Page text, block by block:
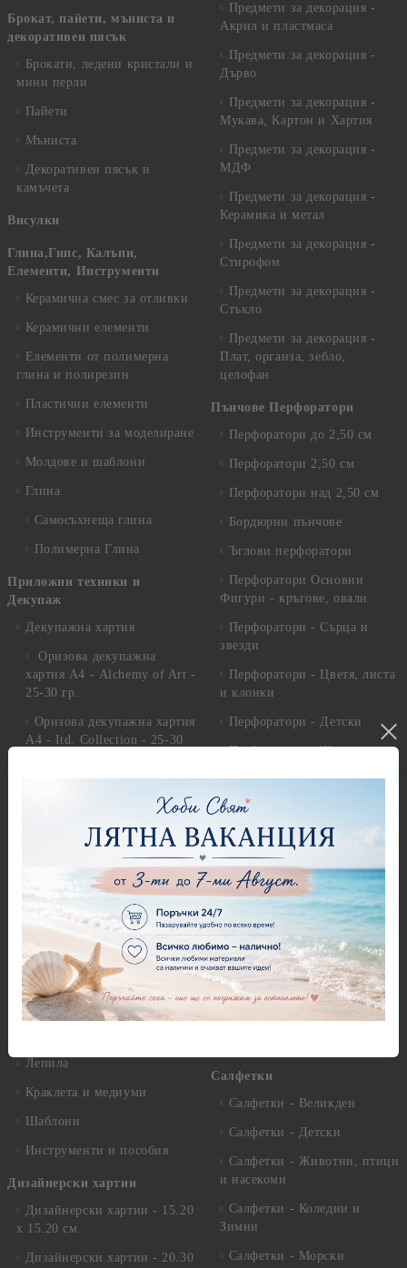
Брокат, пайети, мъниста и
декоративен пясък
Брокати, ледени кристали и
мини перли
Пайети
Мъниста
Декоративен пясък и
камъчета
Висулки
Глина,Гипс, Калъпи,
Елементи, Инструменти
Керамична смес за отливки
Керамични елементи
Елементи от полимерна
глина и полирезин
Пластични елементи
Инструменти за моделиране
Молдове и шаблони
Глина
Самосъхнеща глина
Полимерна Глина
Приложни техники и
Декупаж
Декупажна хартия
Оризова декупажна
хартия А4 - Alchemy of Art -
25-30 гр.
Оризова декупажна хартия
А4 - Itd. Collection - 25-30
хартия Stamperia - 21 х
Антични пасти
Вакс пасти
Грунд, Основи, Релефни
пасти
Варак, Шлак метал, Фолио,
Пантна
Лепила
Краклета и медиуми
Шаблони
Инструменти и пособия
Дизайнерски хартии
Дизайнерски хартии - 15.20
х 15.20 см.
Дизайнерски хартии - 20.30
Предмети за декорация -
Акрил и пластмаса
Предмети за декорация -
Дърво
Предмети за декорация -
Мукава, Картон и Хартия
Предмети за декорация -
МДФ
Предмети за декорация -
Керамика и метал
Предмети за декорация -
Стирофом
Предмети за декорация -
Стъкло
Предмети за декорация -
Плат, органза, зебло,
целофан
Пънчове Перфоратори
Перфоратори до 2,50 см
Перфоратори 2,50 см
Перфоратори над 2,50 см
Бордюрни пънчове
Ъглови перфоратори
Перфоратори Основни
Фигури - кръгове, овали
Перфоратори - Сърца и
звезди
Перфоратори - Цветя, листа
и клонки
Перфоратори - Детски
Перфоратори - Животни
Перфоратори - Коледни и
Зимни
Рисуване
Грунд и почистващи
разтвори
Платна за рисуване
Стативи и поставки
Четки и инструменти
Моливи, акварелни
Салфетки
Салфетки - Великден
Салфетки - Детски
Салфетки - Животни, птици
и насекоми
Салфетки - Коледни и
Зимни
Салфетки - Морски